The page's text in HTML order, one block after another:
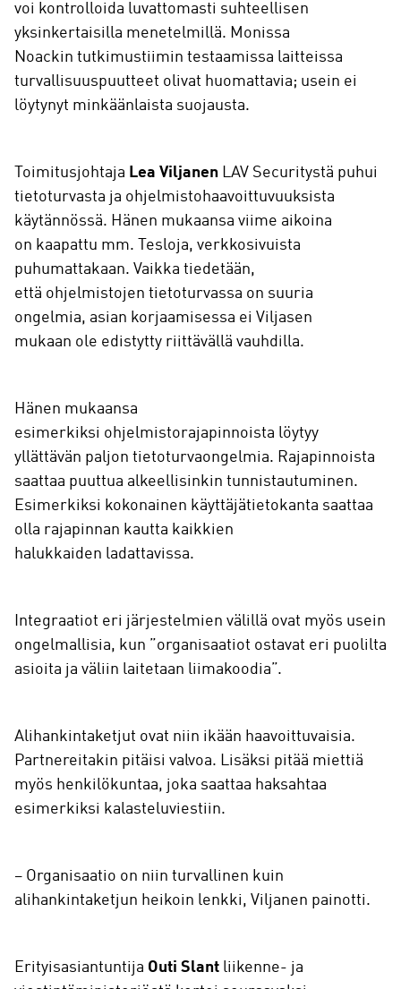
voi kontrolloida luvattomasti suhteellisen
yksinkertaisilla menetelmillä. Monissa
Noackin tutkimustiimin testaamissa laitteissa
turvallisuuspuutteet olivat huomattavia; usein ei
löytynyt minkäänlaista suojausta.
Toimitusjohtaja Lea Viljanen LAV Securitystä puhui
tietoturvasta ja ohjelmistohaavoittuvuuksista
käytännössä. Hänen mukaansa viime aikoina
on kaapattu mm. Tesloja, verkkosivuista
puhumattakaan. Vaikka tiedetään,
että ohjelmistojen tietoturvassa on suuria
ongelmia, asian korjaamisessa ei Viljasen
mukaan ole edistytty riittävällä vauhdilla.
Hänen mukaansa
esimerkiksi ohjelmistorajapinnoista löytyy
yllättävän paljon tietoturvaongelmia. Rajapinnoista
saattaa puuttua alkeellisinkin tunnistautuminen.
Esimerkiksi kokonainen käyttäjätietokanta saattaa
olla rajapinnan kautta kaikkien
halukkaiden ladattavissa.
Integraatiot eri järjestelmien välillä ovat myös usein
ongelmallisia, kun ”organisaatiot ostavat eri puolilta
asioita ja väliin laitetaan liimakoodia”.
Alihankintaketjut ovat niin ikään haavoittuvaisia.
Partnereitakin pitäisi valvoa. Lisäksi pitää miettiä
myös henkilökuntaa, joka saattaa haksahtaa
esimerkiksi kalasteluviestiin.
– Organisaatio on niin turvallinen kuin
alihankintaketjun heikoin lenkki, Viljanen painotti.
Erityisasiantuntija Outi Slant liikenne- ja